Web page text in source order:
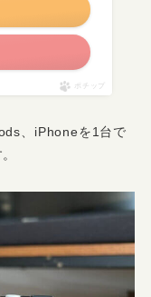
ポチップ
、iPhoneを1台で